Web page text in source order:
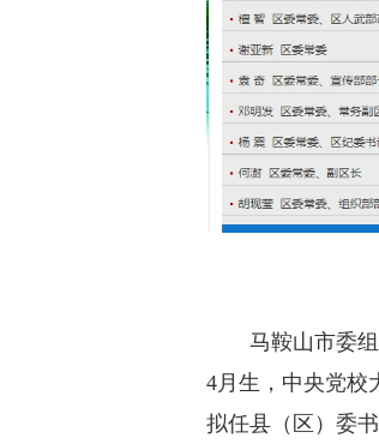
马鞍山市委组
4月生，中央党校
拟任县（区）委书